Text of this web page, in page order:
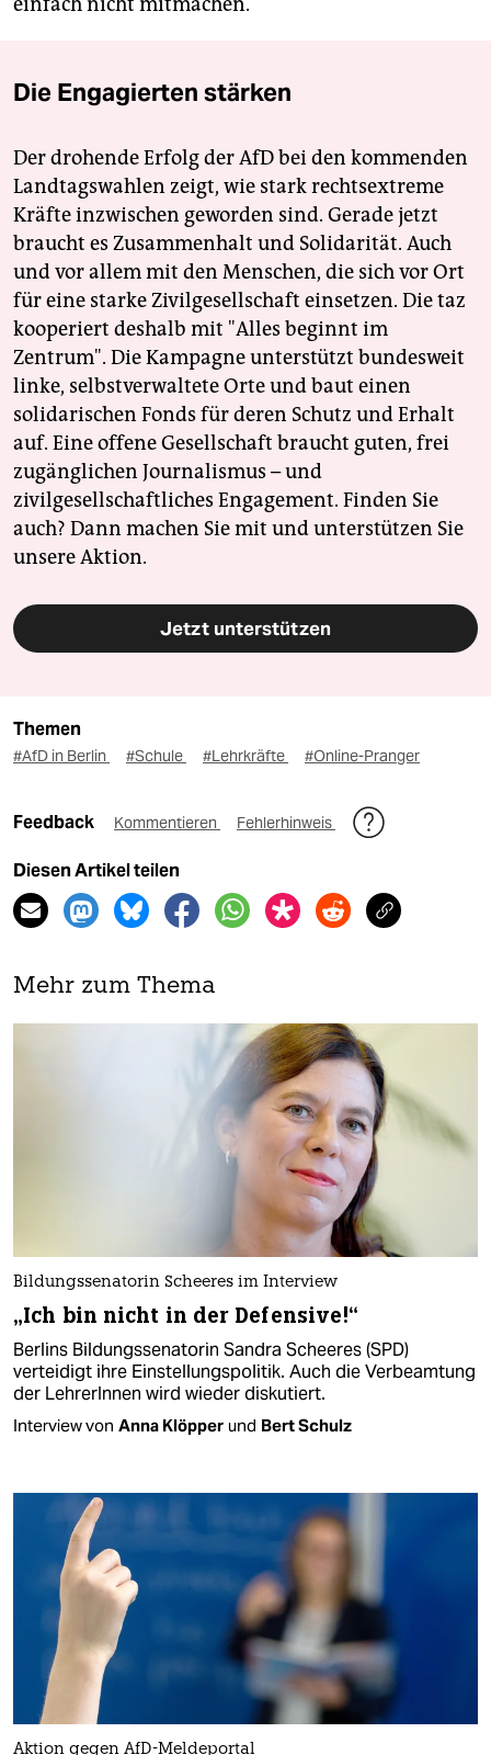
Die Engagierten stärken
Der drohende Erfolg der AfD bei den kommenden
Landtagswahlen zeigt, wie stark rechtsextreme
Kräfte inzwischen geworden sind. Gerade jetzt
braucht es Zusammenhalt und Solidarität. Auch
und vor allem mit den Menschen, die sich vor Ort
für eine starke Zivilgesellschaft einsetzen. Die taz
kooperiert deshalb mit "Alles beginnt im
Zentrum". Die Kampagne unterstützt bundesweit
linke, selbstverwaltete Orte und baut einen
solidarischen Fonds für deren Schutz und Erhalt
auf. Eine offene Gesellschaft braucht guten, frei
zugänglichen Journalismus – und
zivilgesellschaftliches Engagement. Finden Sie
auch? Dann machen Sie mit und unterstützen Sie
unsere Aktion.
Jetzt unterstützen
Themen
#AfD in Berlin #Schule #Lehrkräfte #Online-Pranger
Feedback Kommentieren Fehlerhinweis
Diesen Artikel teilen
Mehr zum Thema
Bildungssenatorin Scheeres im Interview
„Ich bin nicht in der Defensive!“
Berlins Bildungssenatorin Sandra Scheeres (SPD)
verteidigt ihre Einstellungspolitik. Auch die Verbeamtung
der LehrerInnen wird wieder diskutiert.
Interview von Anna Klöpper und Bert Schulz
Aktion gegen AfD-Meldeportal